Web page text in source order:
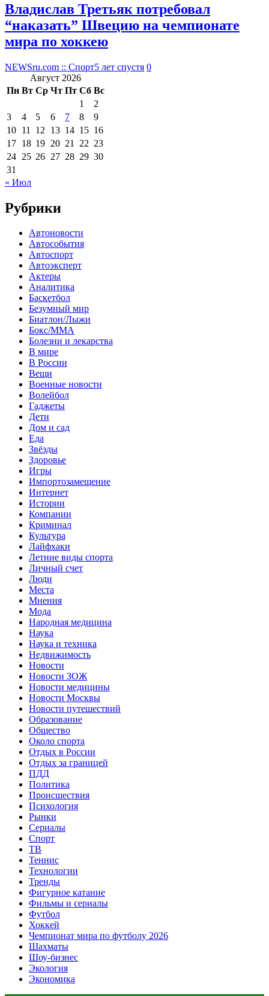
Владислав Третьяк потребовал
“наказать” Швецию на чемпионате
мира по хоккею
NEWSru.com :: Спорт5 лет спустя 0
Август 2026
Пн Вт Ср Чт Пт Сб Вс
1
2
3
4 5 6 7 8
9
10 11 12 13 14 15 16
17 18 19 20 21 22 23
24 25 26 27 28 29 30
31
« Июл
Рубрики
Автоновости
Автособытия
Автоспорт
Автоэксперт
Актеры
Аналитика
Баскетбол
Безумный мир
Биатлон/Лыжи
Бокс/MMA
Болезни и лекарства
В мире
В России
Вещи
Военные новости
Волейбол
Гаджеты
Дети
Дом и сад
Еда
Звёзды
Здоровье
Игры
Импортозамещение
Интернет
Истории
Компании
Криминал
Культура
Лайфхаки
Летние виды спорта
Личный счет
Люди
Места
Мнения
Мода
Народная медицина
Наука
Наука и техника
Недвижимость
Новости
Новости ЗОЖ
Новости медицины
Новости Москвы
Новости путешествий
Образование
Общество
Около спорта
Отдых в России
Отдых за границей
ПДД
Политика
Происшествия
Психология
Рынки
Сериалы
Спорт
ТВ
Теннис
Технологии
Тренды
Фигурное катание
Фильмы и сериалы
Футбол
Хоккей
Чемпионат мира по футболу 2026
Шахматы
Шоу-бизнес
Экология
Экономика